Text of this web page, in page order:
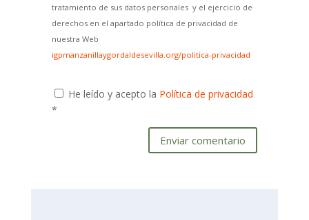
tratamiento de sus datos personales y el ejercicio de
derechos en el apartado política de privacidad de
nuestra Web
igpmanzanillaygordaldesevilla.org/politica-privacidad
He leído y acepto la Política de privacidad
*
Enviar comentario